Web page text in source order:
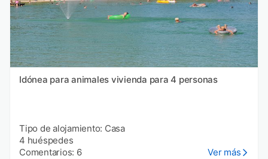
Idónea para animales vivienda para 4 personas
Tipo de alojamiento: Casa
4 huéspedes
Comentarios: 6
Ver más